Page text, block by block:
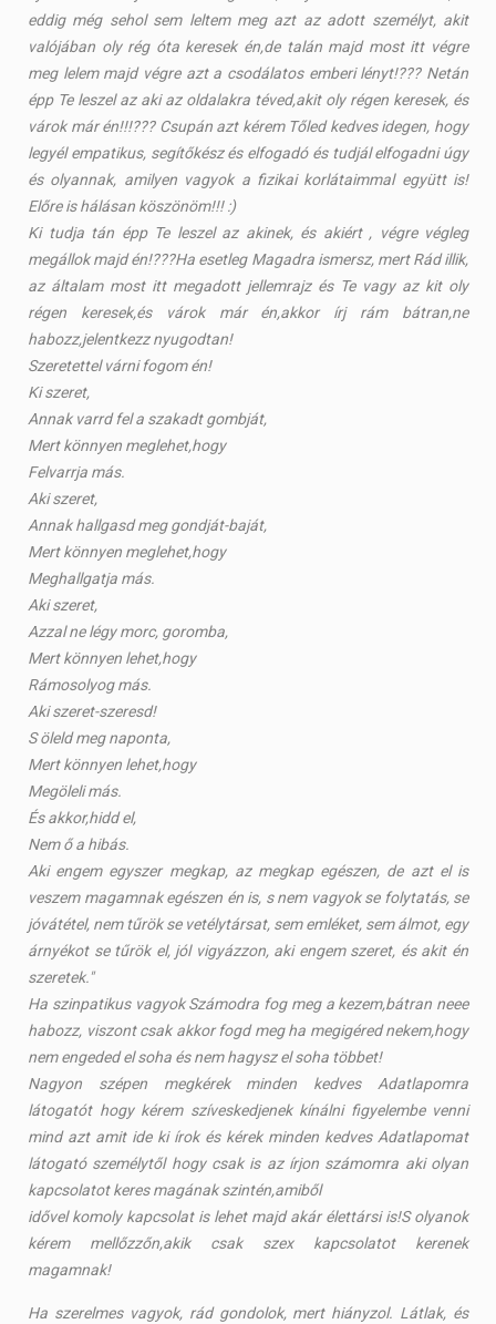
eddig még sehol sem leltem meg azt az adott személyt, akit
valójában oly rég óta keresek én,de talán majd most itt végre
meg lelem majd végre azt a csodálatos emberi lényt!??? Netán
épp Te leszel az aki az oldalakra téved,akit oly régen keresek, és
várok már én!!!??? Csupán azt kérem Tőled kedves idegen, hogy
legyél empatikus, segítőkész és elfogadó és tudjál elfogadni úgy
és olyannak, amilyen vagyok a fizikai korlátaimmal együtt is!
Előre is hálásan köszönöm!!! :)
Ki tudja tán épp Te leszel az akinek, és akiért , végre végleg
megállok majd én!???Ha esetleg Magadra ismersz, mert Rád illik,
az általam most itt megadott jellemrajz és Te vagy az kit oly
régen keresek,és várok már én,akkor írj rám bátran,ne
habozz,jelentkezz nyugodtan!
Szeretettel várni fogom én!
Ki szeret,
Annak varrd fel a szakadt gombját,
Mert könnyen meglehet,hogy
Felvarrja más.
Aki szeret,
Annak hallgasd meg gondját-baját,
Mert könnyen meglehet,hogy
Meghallgatja más.
Aki szeret,
Azzal ne légy morc, goromba,
Mert könnyen lehet,hogy
Rámosolyog más.
Aki szeret-szeresd!
S öleld meg naponta,
Mert könnyen lehet,hogy
Megöleli más.
És akkor,hidd el,
Nem ő a hibás.
Aki engem egyszer megkap, az megkap egészen, de azt el is
veszem magamnak egészen én is, s nem vagyok se folytatás, se
jóvátétel, nem tűrök se vetélytársat, sem emléket, sem álmot, egy
árnyékot se tűrök el, jól vigyázzon, aki engem szeret, és akit én
szeretek."
Ha szinpatikus vagyok Számodra fog meg a kezem,bátran neee
habozz, viszont csak akkor fogd meg ha megigéred nekem,hogy
nem engeded el soha és nem hagysz el soha többet!
Nagyon szépen megkérek minden kedves Adatlapomra
látogatót hogy kérem szíveskedjenek kínálni figyelembe venni
mind azt amit ide ki írok és kérek minden kedves Adatlapomat
látogató személytől hogy csak is az írjon számomra aki olyan
kapcsolatot keres magának szintén,amiből
idővel komoly kapcsolat is lehet majd akár élettársi is!S olyanok
kérem mellőzzőn,akik csak szex kapcsolatot kerenek
magamnak!
Ha szerelmes vagyok, rád gondolok, mert hiányzol. Látlak, és